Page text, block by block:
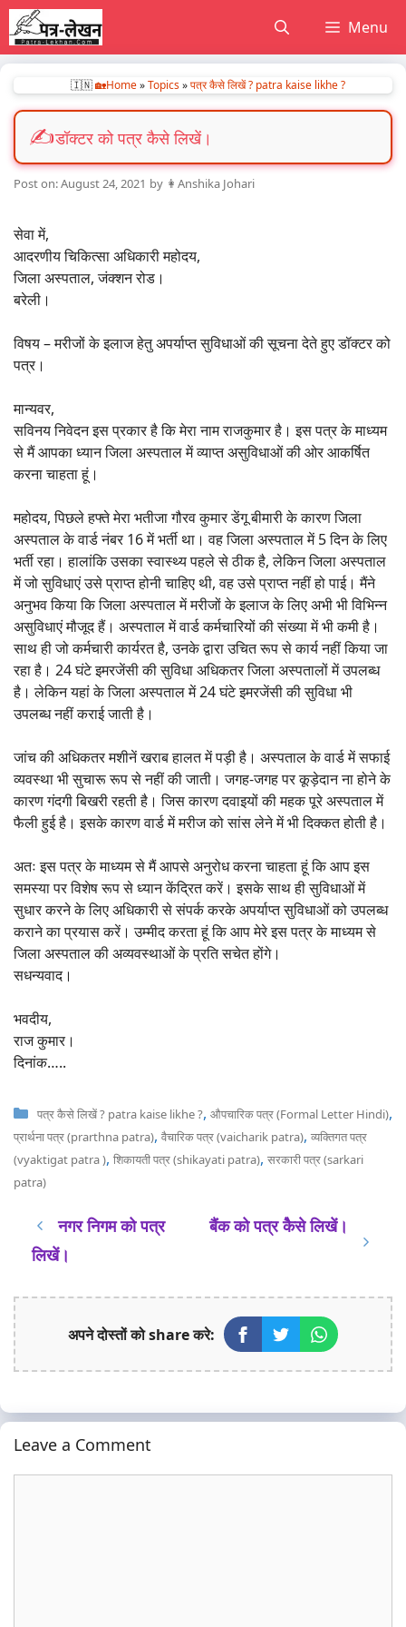
Skip
to
content
Menu
🇮🇳 🏡Home»Topics»पत्र कैसे लिखें ? patra kaise likhe ?
डॉक्टर को पत्र कैसे लिखें।
August 24, 2021 by 👩Anshika Johari
सेवा में,
आदरणीय चिकित्सा अधिकारी महोदय,
जिला अस्पताल, जंक्शन रोड।
बरेली।
विषय – मरीजों के इलाज हेतु अपर्याप्त सुविधाओं की सूचना देते हुए डॉक्टर को
पत्र।
मान्यवर,
सविनय निवेदन इस प्रकार है कि मेरा नाम राजकुमार है। इस पत्र के माध्यम
से मैं आपका ध्यान जिला अस्पताल में व्याप्त असुविधाओं की ओर आकर्षित
करना चाहता हूं।
महोदय, पिछले हफ्ते मेरा भतीजा गौरव कुमार डेंगू बीमारी के कारण जिला
अस्पताल के वार्ड नंबर 16 में भर्ती था। वह जिला अस्पताल में 5 दिन के लिए
भर्ती रहा। हालांकि उसका स्वास्थ्य पहले से ठीक है, लेकिन जिला अस्पताल
में जो सुविधाएं उसे प्राप्त होनी चाहिए थी, वह उसे प्राप्त नहीं हो पाई। मैंने
अनुभव किया कि जिला अस्पताल में मरीजों के इलाज के लिए अभी भी विभिन्न
असुविधाएं मौजूद हैं। अस्पताल में वार्ड कर्मचारियों की संख्या में भी कमी है।
साथ ही जो कर्मचारी कार्यरत है, उनके द्वारा उचित रूप से कार्य नहीं किया जा
रहा है। 24 घंटे इमरजेंसी की सुविधा अधिकतर जिला अस्पतालों में उपलब्ध
है। लेकिन यहां के जिला अस्पताल में 24 घंटे इमरजेंसी की सुविधा भी
उपलब्ध नहीं कराई जाती है।
जांच की अधिकतर मशीनें खराब हालत में पड़ी है। अस्पताल के वार्ड में सफाई
व्यवस्था भी सुचारू रूप से नहीं की जाती। जगह-जगह पर कूड़ेदान ना होने के
कारण गंदगी बिखरी रहती है। जिस कारण दवाइयों की महक पूरे अस्पताल में
फैली हुई है। इसके कारण वार्ड में मरीज को सांस लेने में भी दिक्कत होती है।
अतः इस पत्र के माध्यम से मैं आपसे अनुरोध करना चाहता हूं कि आप इस
समस्या पर विशेष रूप से ध्यान केंद्रित करें। इसके साथ ही सुविधाओं में
सुधार करने के लिए अधिकारी से संपर्क करके अपर्याप्त सुविधाओं को उपलब्ध
कराने का प्रयास करें। उम्मीद करता हूं कि आप मेरे इस पत्र के माध्यम से
जिला अस्पताल की अव्यवस्थाओं के प्रति सचेत होंगे।
सधन्यवाद।
भवदीय,
राज कुमार।
दिनांक…..
Categories
पत्र कैसे लिखें ? patra kaise likhe ?, औपचारिक पत्र (Formal Letter Hindi),
प्रार्थना पत्र (prarthna patra), वैचारिक पत्र (vaicharik patra), व्यक्तिगत पत्र
(vyaktigat patra ), शिकायती पत्र (shikayati patra), सरकारी पत्र (sarkari
patra)
नगर निगम को पत्र
लिखें।
बैंक को पत्र कैेसे लिखें।
अपने दोस्तों को share करे:
Leave a Comment